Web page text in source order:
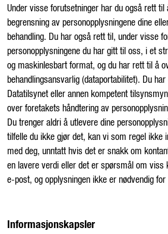
Under visse forutsetninger har du også rett til
begrensning av personopplysningene dine
behandling. Du har også rett til, under visse
personopplysningene du har gitt til oss, i et
og maskinlesbart format, og du har rett til å
behandlingsansvarlig (dataportabilitet). Du
Datatilsynet eller annen kompetent
over foretakets håndtering av
Du trenger aldri å utlevere dine
tilfelle du ikke gjør det, kan vi som regel ikke
med deg, unntatt hvis det er snakk om
en lavere verdi eller det er spørsmål om viss
e-post, og opplysningen ikke er nødvendig
Informasjonskapsler